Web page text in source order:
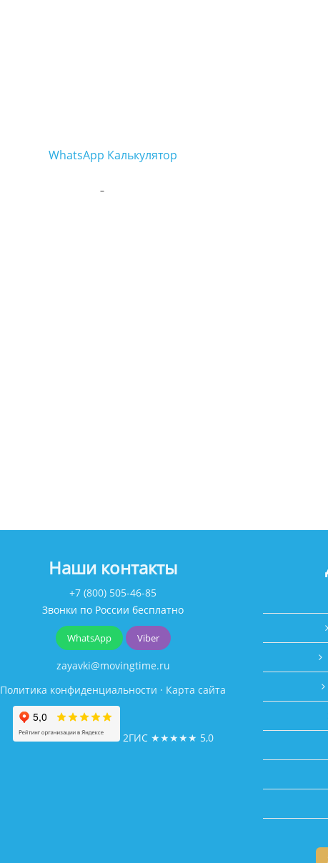
WhatsApp Калькулятор
Наши контакты
+7 (800) 505-46-85
Звонки по России бесплатно
WhatsApp Viber
zayavki@movingtime.ru
Политика конфиденциальности · Карта сайта
2ГИС ★★★★★ 5,0